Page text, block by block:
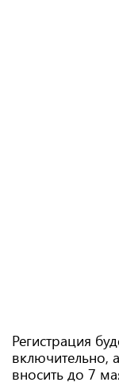
Регистрация
включительно,
вносить до 7